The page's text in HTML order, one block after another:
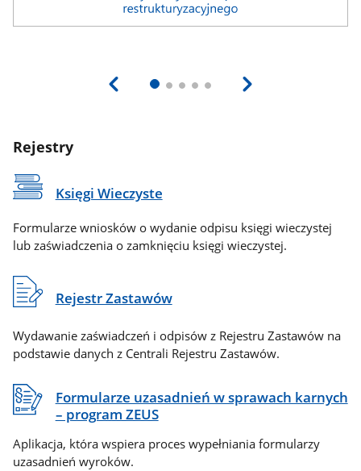
Rejestry
Księgi Wieczyste
Formularze wniosków o wydanie odpisu księgi wieczystej
lub zaświadczenia o zamknięciu księgi wieczystej.
Rejestr Zastawów
Wydawanie zaświadczeń i odpisów z Rejestru Zastawów na
podstawie danych z Centrali Rejestru Zastawów.
Formularze uzasadnień w sprawach karnych
– program ZEUS
Aplikacja, która wspiera proces wypełniania formularzy
uzasadnień wyroków.